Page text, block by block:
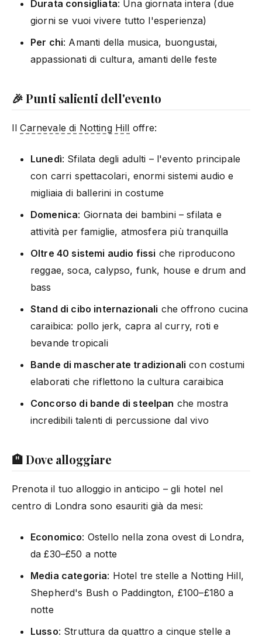
Durata consigliata: Una giornata intera (due
giorni se vuoi vivere tutto l'esperienza)
Per chi: Amanti della musica, buongustai,
appassionati di cultura, amanti delle feste
🎉 Punti salienti dell'evento
IlCarnevale di Notting Hill offre:
Lunedì: Sfilata degli adulti – l'evento principale
con carri spettacolari, enormi sistemi audio e
migliaia di ballerini in costume
Domenica: Giornata dei bambini – sfilata e
attività per famiglie, atmosfera più tranquilla
Oltre 40 sistemi audio fissi che riproducono
reggae, soca, calypso, funk, house e drum and
bass
Stand di cibo internazionali che offrono cucina
caraibica: pollo jerk, capra al curry, roti e
bevande tropicali
Bande di mascherate tradizionali con costumi
elaborati che riflettono la cultura caraibica
Concorso di bande di steelpan che mostra
incredibili talenti di percussione dal vivo
🏨 Dove alloggiare
Prenota il tuo alloggio in anticipo – gli hotel nel
centro di Londra sono esauriti già da mesi:
Economico: Ostello nella zona ovest di Londra,
da £30–£50 a notte
Media categoria: Hotel tre stelle a Notting Hill,
Shepherd's Bush o Paddington, £100–£180 a
notte
Lusso: Struttura da quattro a cinque stelle a